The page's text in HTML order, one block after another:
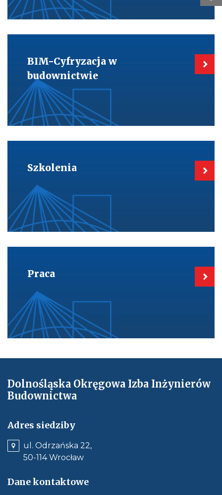
Cyfryzacja
budownictwie
BIM-Cyfryzacja w
budownictwie
Kieruje
Szkolenia
Praca
Dolnośląska Okręgowa Izba Inżynierów
Budownictwa
Adres siedziby
ul. Odrzańska 22,
50-114 Wrocław
Dane kontaktowe